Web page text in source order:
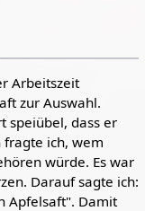
Arbeitszeit
zur Auswahl.
speiübel, dass er
fragte ich, wem
würde. Es war
Darauf sagte ich:
Apfelsaft". Damit